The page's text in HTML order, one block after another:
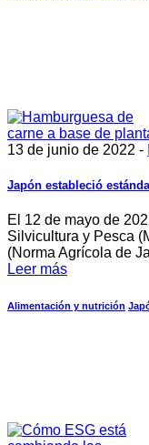
13 de junio de 2022 -
Japón estableció
El 12 de mayo de
Silvicultura y Pesca
(Norma Agrícola de
Leer más
Alimentación y nutrición